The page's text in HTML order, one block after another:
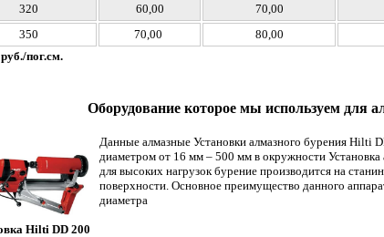
320
60,00 70,00
350
70,00 80,00
пог.см.
Оборудование которое мы используем для
Данные алмазные Установки алмазного бурения Hilti
диаметром от 16 мм – 500 мм в окружности Установка
для высоких нагрузок бурение производится на
поверхности. Основное преимущество данного
диаметра
Hilti DD 200